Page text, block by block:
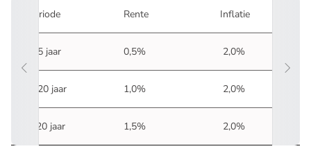
Periode Rente Inflatie
0-5 jaar 0,5% 2,0%
6-20 jaar 1,0% 2,0%
> 20 jaar 1,5% 2,0%